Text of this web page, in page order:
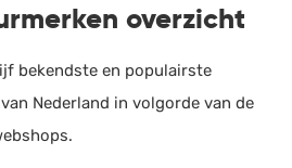
overzicht
bekendste en populairste
Nederland in volgorde van de